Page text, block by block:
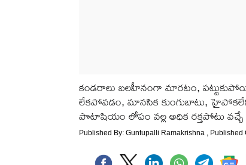
కండ‌రాలు బ‌ల‌హీనంగా మారటం,
లేక‌పోవ‌డం, మానసిక కుంగుబాటు,
పొటాషియం లోపం వల్ల అధిక రక్తపోటు వచ్చే
Published By: Guntupalli Ramakrishna , Published